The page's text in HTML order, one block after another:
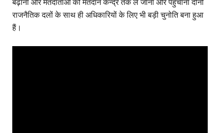
बढ़ाना और मतदाताओं को मतदान केन्द्र तक ले जाना और पहुंचाना दोनो
राजनैतिक दलों के साथ ही अधिकारियों के लिए भी बड़ी चुनोति बना हुआ
हैं।